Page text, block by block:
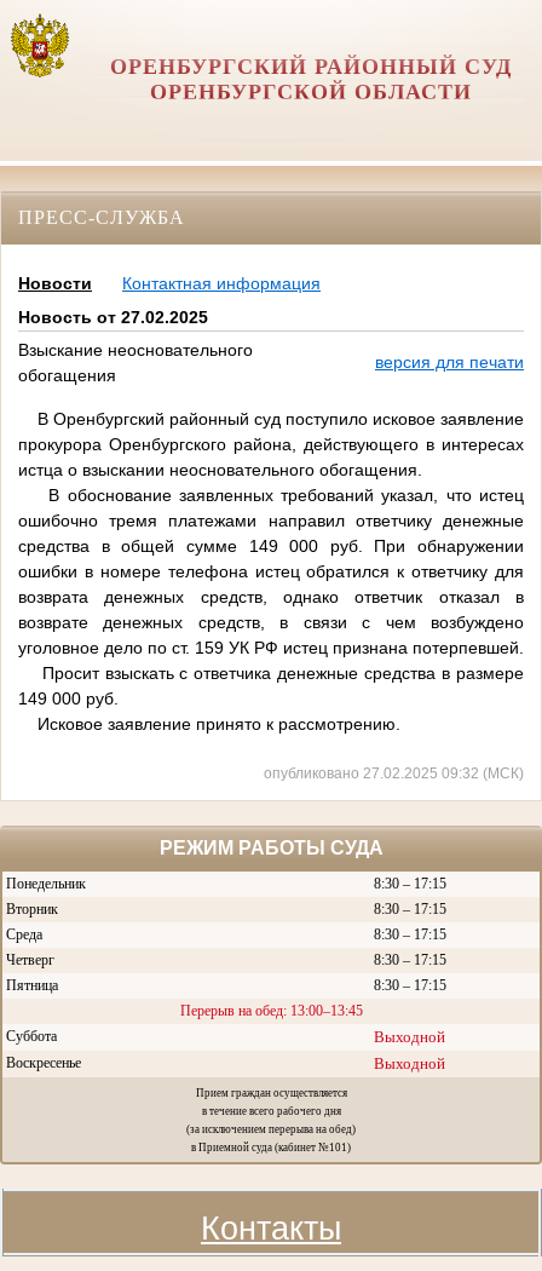
ОРЕНБУРГСКИЙ РАЙОННЫЙ СУД
ОРЕНБУРГСКОЙ ОБЛАСТИ
ПРЕСС-СЛУЖБА
Новости
Контактная информация
Новость от 27.02.2025
Взыскание неосновательного
обогащения
версия для печати
В Оренбургский районный суд поступило исковое заявление
прокурора Оренбургского района, действующего в интересах
истца о взыскании неосновательного обогащения.
В обоснование заявленных требований указал, что истец
ошибочно тремя платежами направил ответчику денежные
средства в общей сумме 149 000 руб. При обнаружении
ошибки в номере телефона истец обратился к ответчику для
возврата денежных средств, однако ответчик отказал в
возврате денежных средств, в связи с чем возбуждено
уголовное дело по ст. 159 УК РФ истец признана потерпевшей.
Просит взыскать с ответчика денежные средства в размере
149 000 руб.
Исковое заявление принято к рассмотрению.
опубликовано 27.02.2025 09:32 (МСК)
РЕЖИМ РАБОТЫ СУДА
Понедельник
8:30 – 17:15
Вторник
8:30 – 17:15
Среда
8:30 – 17:15
Четверг
8:30 – 17:15
Пятница
8:30 – 17:15
Перерыв на обед: 13:00–13:45
Суббота
Выходной
Воскресенье Выходной
Прием граждан осуществляется
в течение всего рабочего дня
(за исключением перерыва на обед)
в Приемной суда (кабинет №101)
Контакты